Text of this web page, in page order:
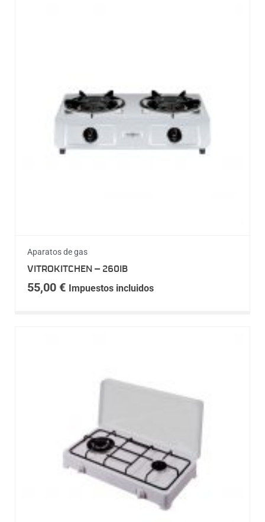
Aparatos de gas
VITROKITCHEN – 260IB
55,00 € Impuestos incluidos